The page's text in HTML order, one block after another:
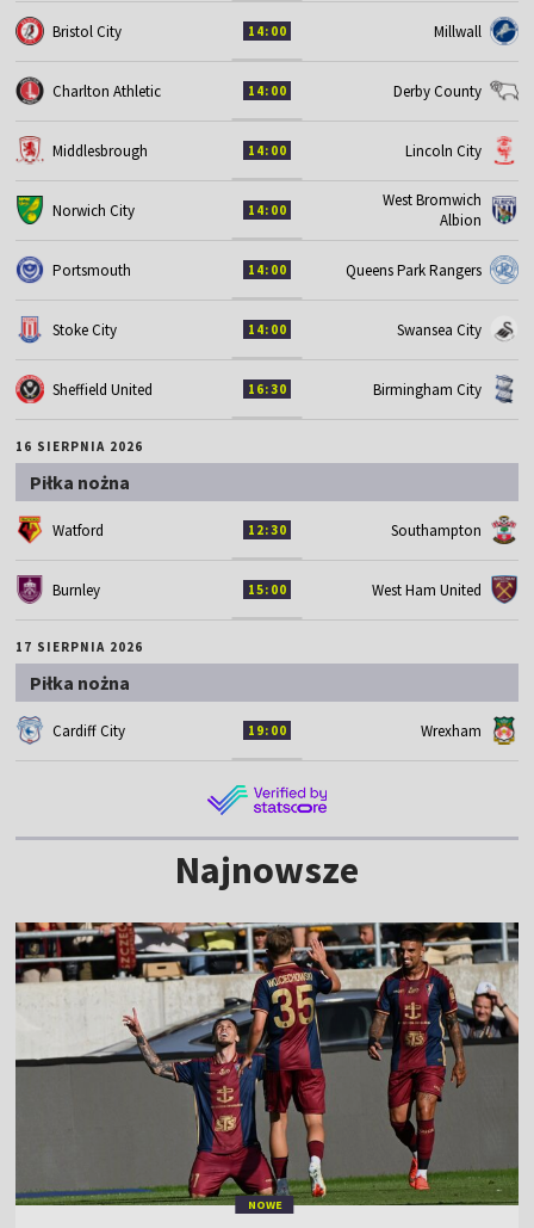
Bristol City 14:00 Millwall
Charlton Athletic 14:00 Derby County
Middlesbrough 14:00 Lincoln City
Norwich City 14:00
West Bromwich
Albion
Portsmouth 14:00 Queens Park Rangers
Stoke City 14:00 Swansea City
Sheffield United 16:30 Birmingham City
16 SIERPNIA 2026
Piłka nożna
Watford 12:30 Southampton
Burnley 15:00 West Ham United
17 SIERPNIA 2026
Piłka nożna
Cardiff City 19:00 Wrexham
Najnowsze
NOWE